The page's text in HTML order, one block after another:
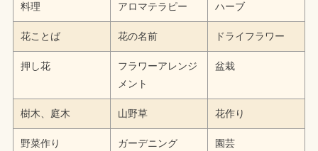
料理 アロマテラピー ハーブ
花ことば 花の名前 ドライフラワー
押し花
フラワーアレンジ
メント
盆栽
樹木、庭木 山野草 花作り
野菜作り ガーデニング 園芸